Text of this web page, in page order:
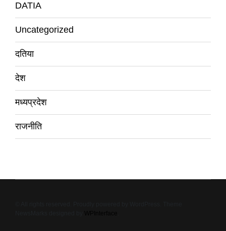
DATIA
Uncategorized
दतिया
देश
मध्यप्रदेश
राजनीति